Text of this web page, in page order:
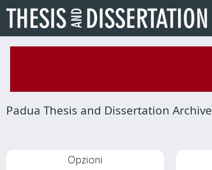
Padua Thesis and Dissertation Archive
Opzioni